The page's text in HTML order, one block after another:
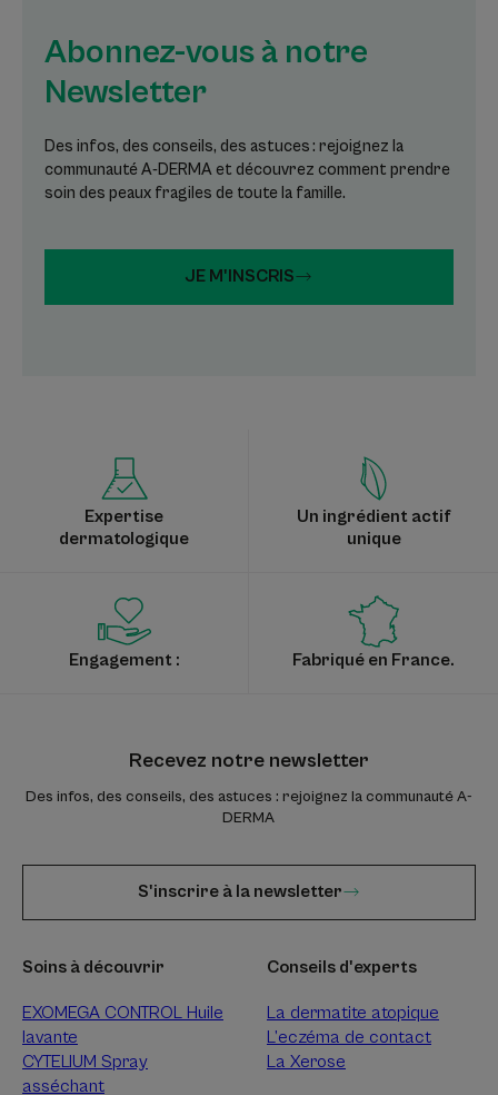
Abonnez-vous à notre
Newsletter
Des infos, des conseils, des astuces : rejoignez la
communauté A-DERMA et découvrez comment prendre
soin des peaux fragiles de toute la famille.
JE M'INSCRIS
Expertise
dermatologique
Un ingrédient actif
unique
Engagement : Fabriqué en France.
Recevez notre newsletter
Des infos, des conseils, des astuces : rejoignez la communauté A-
DERMA
S'inscrire à la newsletter
Soins à découvrir
EXOMEGA CONTROL Huile
lavante
CYTELIUM Spray
asséchant
Conseils d'experts
La dermatite atopique
L’eczéma de contact
La Xerose